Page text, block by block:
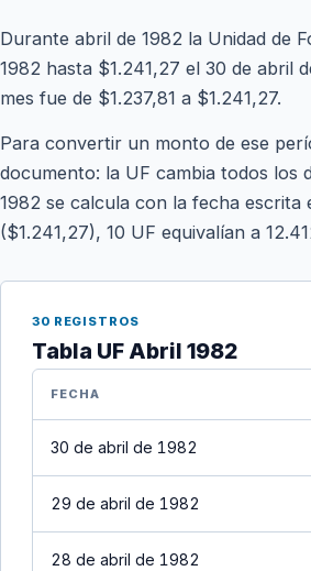
Durante abril de 1982 la Unidad de
1982 hasta $1.241,27 el 30 de abril
mes fue de $1.237,81 a $1.241,27.
Para convertir un monto de ese
documento: la UF cambia todos los
1982 se calcula con la fecha
($1.241,27), 10 UF equivalían a
30 REGISTROS
Tabla UF Abril 1982
FECHA
30 de abril de 1982
29 de abril de 1982
28 de abril de 1982